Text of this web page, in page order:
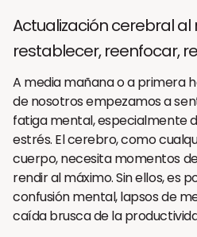
Actualización cerebral
restablecer, reenfocar,
A media mañana o a primera
de nosotros empezamos a
fatiga mental, especialmente
estrés. El cerebro, como
cuerpo, necesita momentos
rendir al máximo. Sin ellos, es
confusión mental, lapsos de
caída brusca de la